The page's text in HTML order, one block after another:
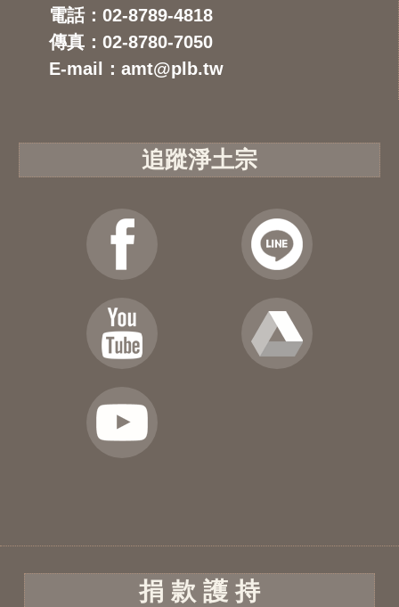
電話：02-8789-4818
傳真：02-8780-7050
E-mail：amt@plb.tw
追蹤淨土宗
捐 款 護 持